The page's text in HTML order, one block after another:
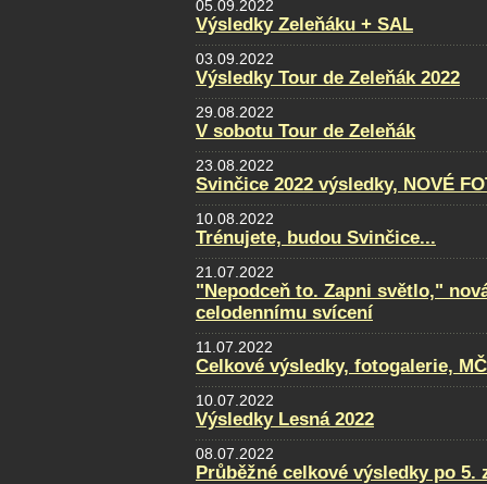
05.09.2022
Výsledky Zeleňáku + SAL
03.09.2022
Výsledky Tour de Zeleňák 2022
29.08.2022
V sobotu Tour de Zeleňák
23.08.2022
Svinčice 2022 výsledky, NOVÉ
10.08.2022
Trénujete, budou Svinčice...
21.07.2022
"Nepodceň to. Zapni světlo,"
celodennímu svícení
11.07.2022
Celkové výsledky, fotogalerie,
10.07.2022
Výsledky Lesná 2022
08.07.2022
Průběžné celkové výsledky po 5.